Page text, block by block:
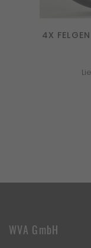
4X
WVA GmbH